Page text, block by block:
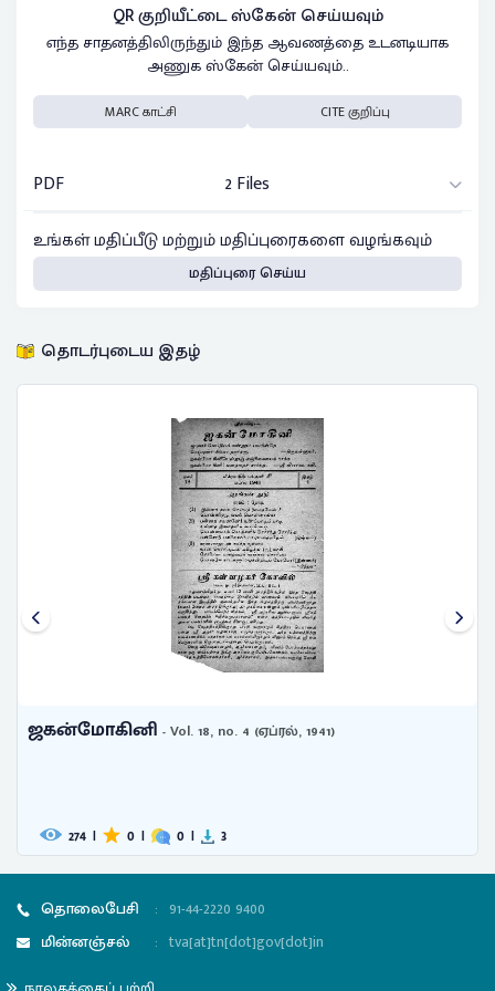
QR குறியீட்டை ஸ்கேன் செய்யவும்
எந்த சாதனத்திலிருந்தும் இந்த ஆவணத்தை உடனடியாக
அணுக ஸ்கேன் செய்யவும்..
MARC காட்சி CITE குறிப்பு
PDF
2 Files
உங்கள் மதிப்பீடு மற்றும் மதிப்புரைகளை வழங்கவும்
மதிப்புரை செய்ய
தொடர்புடைய இதழ்
ஜகன்மோகினி - Vol. 18, no. 4 (ஏப்ரல், 1941)
274 | 0 | 0 | 3
தொலைபேசி : 91-44-2220 9400
மின்னஞ்சல்
: tva[at]tn[dot]gov[dot]in